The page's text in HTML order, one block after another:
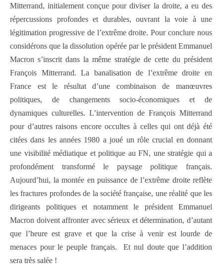
Mitterrand, initialement conçue pour diviser la droite, a eu des
répercussions profondes et durables, ouvrant la voie à une
légitimation progressive de l’extrême droite. Pour conclure nous
considérons que la dissolution opérée par le président Emmanuel
Macron s’inscrit dans la même stratégie de cette du président
François Mitterrand. La banalisation de l’extrême droite en
France est le résultat d’une combinaison de manœuvres
politiques, de changements socio-économiques et de
dynamiques culturelles. L’intervention de François Mitterrand
pour d’autres raisons encore occultes à celles qui ont déjà été
citées dans les années 1980 a joué un rôle crucial en donnant
une visibilité médiatique et politique au FN, une stratégie qui a
profondément transformé le paysage politique français.
Aujourd’hui, la montée en puissance de l’extrême droite reflète
les fractures profondes de la société française, une réalité que les
dirigeants politiques et notamment le président Emmanuel
Macron doivent affronter avec sérieux et détermination, d’autant
que l’heure est grave et que la crise à venir est lourde de
menaces pour le peuple français. Et nul doute que l’addition
sera très salée !